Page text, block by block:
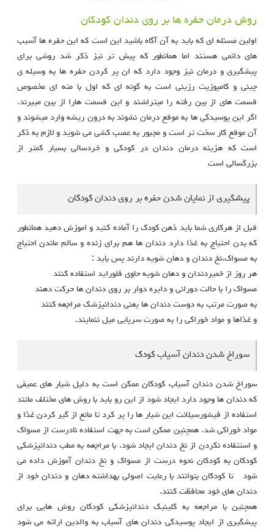
روش درمان حفره ها بر روی دندان کودکان
اولین مسئله ای که باید به آن آگاه باشید این است که این حفره ها آسیب
های دائمی هستند اما همانطور که پیش تر نیز ذکر شد روشی برای
پیشگیری و درمان نیز وجود دارد که ان پر کردن حفره ها به وسیله ی
چینی و کامپوزیت رزینی است به گونه ای که اول با مته ای مخصوص
قسمت های از بین رفته را میتراشند و این قسمت هارا از بین میبرند.
اگر این پوسیدگی ها به موقع درمان نشوند به درون ریشه وارد میشوند و
آن موقع کار سخت تر است و مجبور به عصب کشی می شوید و لازم به ذکر
است که هزینه درمان دندان در کودکی و خردسالی بسیار کمتر از
بزرگسالی است
پیشگیری از نمایان شدن حفره بر روی دندان کودکان
قبل از هرکاری شما باید ذهن کودک را آماده کنید و اموزش دهید همانطور
که بدن احتیاج به غذا دارد دندان ها هم برای زنده و سالم ماندن احتیاج
به مسواک،نخ دندان و دهان شویه دارند پس باید :
هر روز از خمیردندان و دهان شویه حاوی فلوراید استفاده کنند
مسواک را با حالت دورانی و دایره دوار بر روی دندان ها حرکت دهند
به صورت مرتب به دوست دندان ها یعنی دندانپزشک مراجعه کنند
و غذاها و مواد خوراکی را به صورت سرپایی میل ننمایند.
سوراخ شدن دندان آسیاب کودک
سوراخ شدن دندان آسیاب کودکان ممکن است به دلیل شیار های عمیقی
که دندان ها وجود دارد ایجاد شود از این رو باید با روش های مختلف مانند
استفاده از فیشورسیلانت این شیار ها را پر کرد تا مانع از گیر کردن غذا و
مواد خوراکی شد. همچنین ممکن است به جهت استفاده نادرست از مسواک
و استتفاده نکردن از نخ دندان ایجاد شود. با مراجعه به مطب دندانپزشکی
کودکان به کودکان نحوه درست از مسواک و نخ دندان آموزش داده می
شود تا کودکان بتوانند با رعایت اصولی بهداشته دهان و دندان خود از
دندان های خود محافظت کنند.
همچنین با مراجعه به کلینیک دندانپزشکی کودکان روش هایی برای
پیشگیری از ایجاد پوسیدگی دندان های آسیاب به والدین ارائه می شود